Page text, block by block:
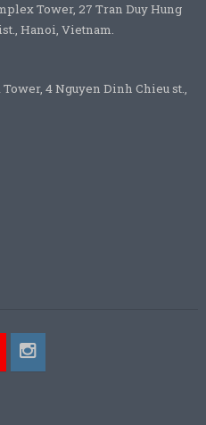
Tower, 27 Tran Duy Hung
Hanoi, Vietnam.
4 Nguyen Dinh Chieu st.,